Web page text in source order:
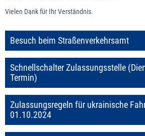
Vielen Dank für Ihr Verständnis.
Besuch beim Straßenverkehrsamt
Schnellschalter Zulassungsstelle
Termin)
Zulassungsregeln für ukrainische
01.10.2024